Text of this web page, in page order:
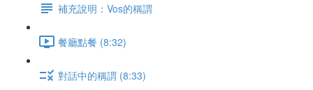
補充說明：Vos的稱謂
餐廳點餐 (8:32)
對話中的稱謂 (8:33)